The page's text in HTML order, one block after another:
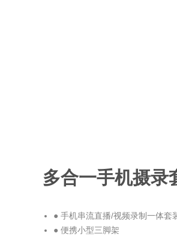
多合一手机摄录
● 手机串流直播/视频录制一体套
● 便携小型三脚架